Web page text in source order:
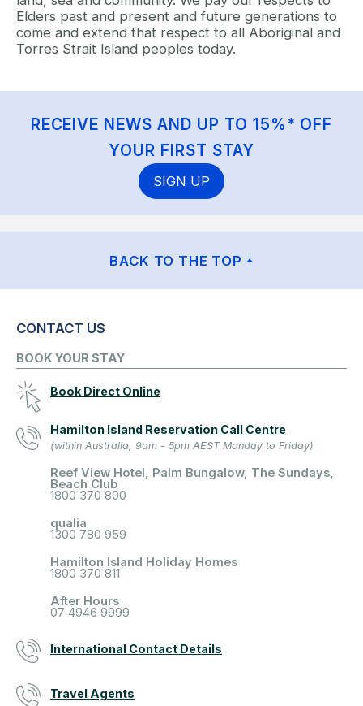
Elders past and present and future generations to
come and extend that respect to all Aboriginal and
Torres Strait Island peoples today.
RECEIVE NEWS AND UP TO 15%* OFF
YOUR FIRST STAY
SIGN UP
BACK TO THE TOP
CONTACT US
BOOK YOUR STAY
Book Direct Online
Hamilton Island Reservation Call Centre
(within Australia, 9am - 5pm AEST Monday to Friday)
Reef View Hotel, Palm Bungalow, The Sundays,
Beach Club
1800 370 800
qualia
1300 780 959
Hamilton Island Holiday Homes
1800 370 811
After Hours
07 4946 9999
International Contact Details
Travel Agents